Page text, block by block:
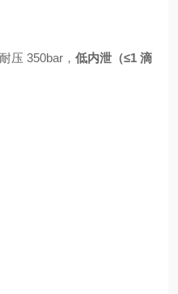
压 350bar， 低内泄（≤1 滴